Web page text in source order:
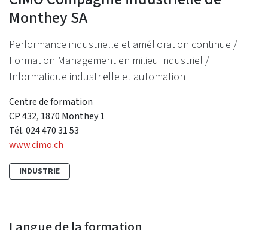
Monthey SA
Performance industrielle et amélioration continue /
Formation Management en milieu industriel /
Informatique industrielle et automation
Centre de formation
CP 432, 1870 Monthey 1
Tél. 024 470 31 53
www.cimo.ch
INDUSTRIE